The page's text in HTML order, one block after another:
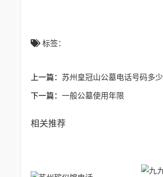
标签：
上一篇： 苏州皇冠山公墓电话号码多少
下一篇： 一般公墓使用年限
相关推荐